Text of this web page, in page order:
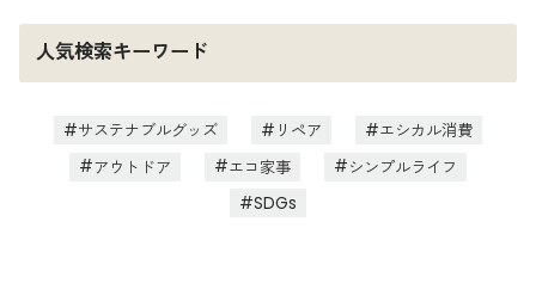
人気検索キーワード
サステナブルグッズ リペア
エシカル消費
アウトドア
エコ家事
シンプルライフ
SDGs